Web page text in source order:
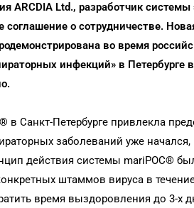
ARCDIA Ltd., разработчик
о сотрудничестве.
во время
инфекций» в Петербурге
в Санкт-Петербурге привлекла
заболеваний уже
действия системы mariPOC®
штаммов вируса в
время выздоровления до 3-х